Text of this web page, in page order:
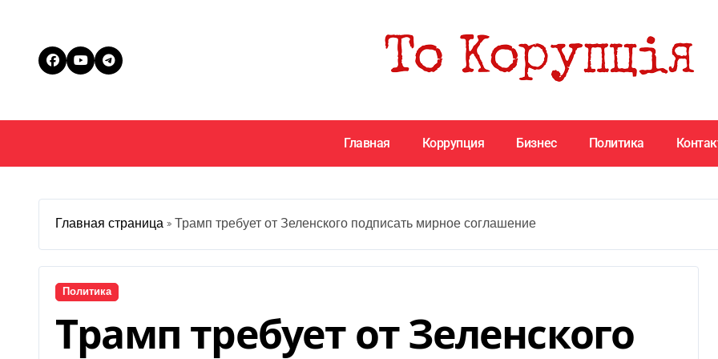
Главная Коррупция Бизнес Политика
Главная страница » Трамп требует от Зеленского подписать мирное соглашение
Политика
Трамп требует от Зеленского